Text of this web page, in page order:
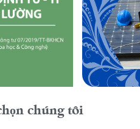
chúng tôi